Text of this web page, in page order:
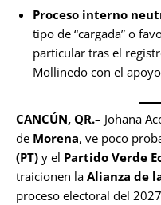
Proceso interno
tipo de “cargada” o
particular tras el
Mollinedo con el
CANCÚN, QR.– Johana
de Morena, ve poco
(PT) y el Partido Verde
traicionen la Alianza de
proceso electoral del